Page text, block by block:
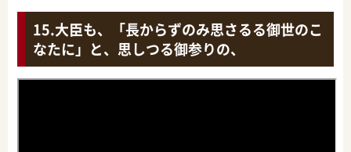
大臣も、「長からずのみ思さるる御世のこ
なたに」と、思しつる御参りの、